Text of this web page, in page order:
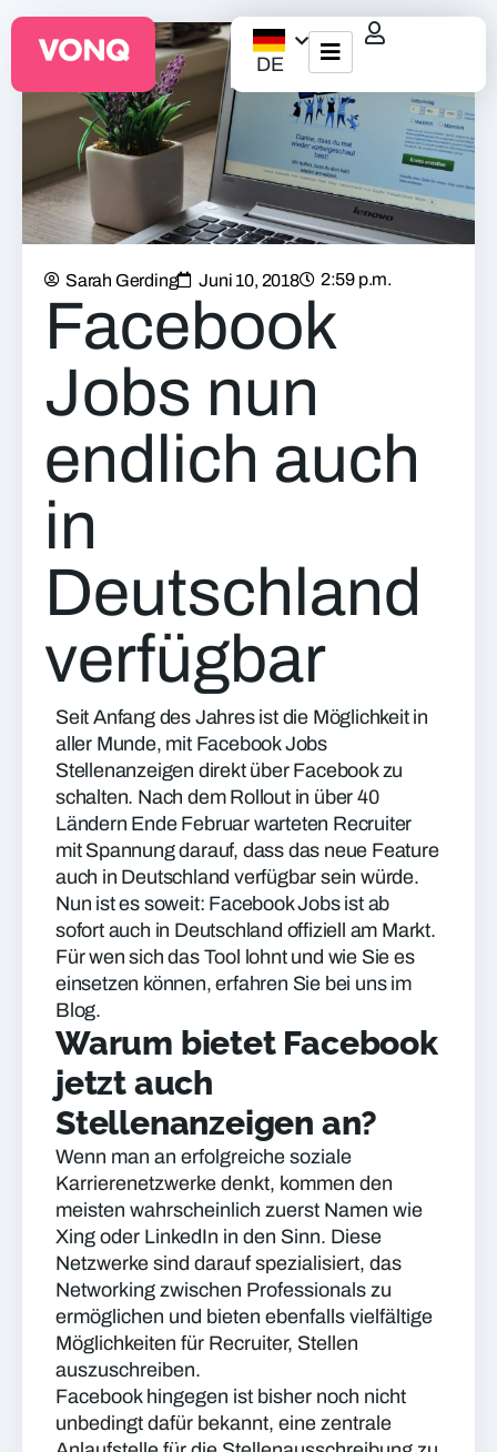
DE
EQO Workflow
Für ATS/HCM
Ressourcen
Über uns
Sarah Gerding Juni 10, 2018 2:59 p.m.
Facebook
Jobs nun
endlich auch
in
Deutschland
verfügbar
Seit Anfang des Jahres ist die Möglichkeit in
aller Munde, mit Facebook Jobs
Stellenanzeigen direkt über Facebook zu
schalten. Nach dem Rollout in über 40
Ländern Ende Februar warteten Recruiter
mit Spannung darauf, dass das neue Feature
auch in Deutschland verfügbar sein würde.
Nun ist es soweit: Facebook Jobs ist ab
sofort auch in Deutschland offiziell am Markt.
Für wen sich das Tool lohnt und wie Sie es
einsetzen können, erfahren Sie bei uns im
Blog.
Warum bietet Facebook
jetzt auch
Stellenanzeigen an?
Wenn man an erfolgreiche soziale
Karrierenetzwerke denkt, kommen den
meisten wahrscheinlich zuerst Namen wie
Xing oder LinkedIn in den Sinn. Diese
Netzwerke sind darauf spezialisiert, das
Networking zwischen Professionals zu
ermöglichen und bieten ebenfalls vielfältige
Möglichkeiten für Recruiter, Stellen
auszuschreiben.
Facebook hingegen ist bisher noch nicht
unbedingt dafür bekannt, eine zentrale